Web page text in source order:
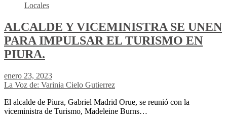
Locales
ALCALDE Y VICEMINISTRA SE UNEN
PARA IMPULSAR EL TURISMO EN
PIURA.
enero 23, 2023
La Voz de: Varinia Cielo Gutierrez
El alcalde de Piura, Gabriel Madrid Orue, se reunió con la
viceministra de Turismo, Madeleine Burns…